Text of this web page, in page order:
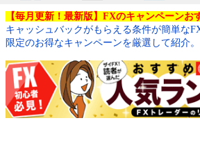
【毎月更新！最新版】FXのキャンペーンお
キャッシュバックがもらえる条件が簡単な
限定のお得なキャンペーンを厳選して紹介。